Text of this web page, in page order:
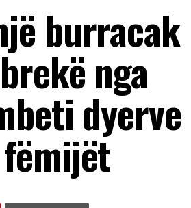
burracak
nga
dyerve